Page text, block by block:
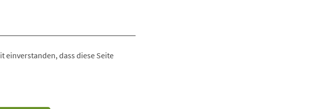
einverstanden, dass diese Seite